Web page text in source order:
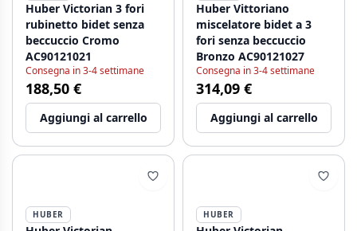
Huber Victorian 3 fori
rubinetto bidet senza
beccuccio Cromo
AC90121021
Consegna in 3-4 settimane
188,50 €
Aggiungi al carrello
Huber Vittoriano
miscelatore bidet a 3
fori senza beccuccio
Bronzo AC90121027
Consegna in 3-4 settimane
314,09 €
Aggiungi al carrello
HUBER HUBER